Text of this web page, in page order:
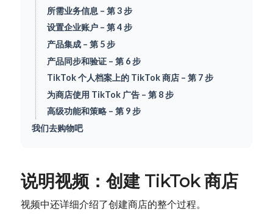
所需业务信息 – 第 3 步
设置企业账户 – 第 4 步
产品集成 – 第 5 步
产品同步和验证 – 第 6 步
TikTok 个人档案上的 TikTok 商店 – 第 7 步
为商店使用 TikTok 广告 – 第 8 步
高级功能和策略 – 第 9 步
我们去购物吧
说明视频：创建 TikTok 商店
视频中还详细介绍了创建商店的整个过程。